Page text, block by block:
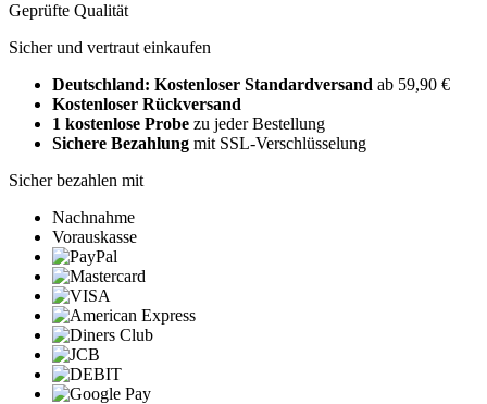
Geprüfte Qualität
Sicher und vertraut einkaufen
Deutschland: Kostenloser Standardversand ab 59,90 €
Kostenloser Rückversand
1 kostenlose Probe zu jeder Bestellung
Sichere Bezahlung mit SSL-Verschlüsselung
Sicher bezahlen mit
Nachnahme
Vorauskasse